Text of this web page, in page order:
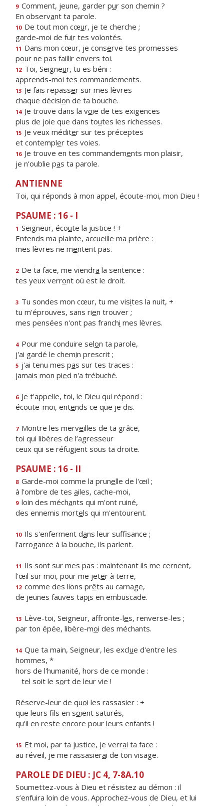
9 Comment, jeune, garder pur son chemin ?
En observant ta parole.
10 De tout mon cœur, je te cherche ;
garde-moi de fuir tes volontés.
11 Dans mon cœur, je conserve tes promesses
pour ne pas faillir envers toi.
12 Toi, Seigneur, tu es béni :
apprends-moi tes commandements.
13 Je fais repasser sur mes lèvres
chaque décision de ta bouche.
14 Je trouve dans la voie de tes exigences
plus de joie que dans toutes les richesses.
15 Je veux méditer sur tes préceptes
et contempler tes voies.
16 Je trouve en tes commandements mon plaisir,
je n’oublie pas ta parole.
ANTIENNE
Toi, qui réponds à mon appel, écoute-moi, mon Dieu !
PSAUME : 16 - I
1 Seigneur, écoute la justice ! +
Entends ma plainte, accueille ma prière :
mes lèvres ne mentent pas.
2 De ta face, me viendra la sentence :
tes yeux verront où est le droit.
3 Tu sondes mon cœur, tu me visites la nuit, +
tu m'éprouves, sans rien trouver ;
mes pensées n'ont pas franchi mes lèvres.
4 Pour me conduire selon ta parole,
j'ai gardé le chemin prescrit ;
5 j'ai tenu mes pas sur tes traces :
jamais mon pied n'a trébuché.
6 Je t'appelle, toi, le Dieu qui répond :
écoute-moi, entends ce que je dis.
7 Montre les merveilles de ta grâce,
toi qui libères de l’agresseur
ceux qui se réfugient sous ta droite.
PSAUME : 16 - II
8 Garde-moi comme la prunelle de l'œil ;
à l'ombre de tes ailes, cache-moi,
9 loin des méchants qui m'ont ruiné,
des ennemis mortels qui m'entourent.
10 Ils s'enferment dans leur suffisance ;
l'arrogance à la bouche, ils parlent.
11 Ils sont sur mes pas : maintenant ils me cernent,
l'œil sur moi, pour me jeter à terre,
12 comme des lions prêts au carnage,
de jeunes fauves tapis en embuscade.
13 Lève-toi, Seigneur, affronte-les, renverse-les ;
par ton épée, libère-moi des méchants.
14 Que ta main, Seigneur, les exclue d'entre les
hommes, *
hors de l'humanité, hors de ce monde :
tel soit le sort de leur vie !
Réserve-leur de quoi les rassasier : +
que leurs fils en soient saturés,
qu'il en reste encore pour leurs enfants !
15 Et moi, par ta justice, je verrai ta face :
au réveil, je me rassasierai de ton visage.
PAROLE DE DIEU : JC 4, 7-8A.10
Soumettez-vous à Dieu et résistez au démon : il
s’enfuira loin de vous. Approchez-vous de Dieu, et lui